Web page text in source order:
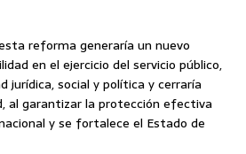
reforma generaría un nuevo
en el ejercicio del servicio público,
jurídica, social y política y cerraría
al garantizar la protección efectiva
y se fortalece el Estado de